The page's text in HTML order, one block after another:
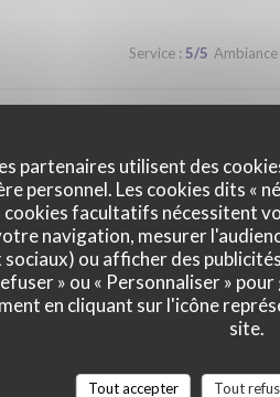
partenaires utilisent des
personnel. Les cookies dits «
facultatifs nécessitent
navigation, mesurer
sociaux) ou afficher des
» ou « Personnaliser »
en cliquant sur l'icône
site.
Tout accepter Tout
Service: 5/5 Ambiance
Nous avons apprécié notre
d'un prochaine passage à Lilles.
Service : Ambiance